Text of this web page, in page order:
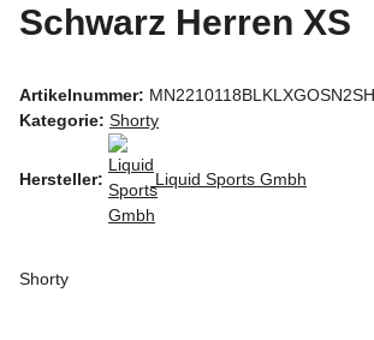
Schwarz Herren XS
Artikelnummer:
Kategorie: Shorty
Hersteller: Liquid Sports Gmbh
Shorty